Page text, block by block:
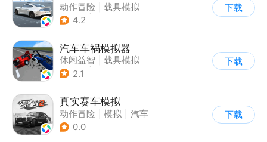
动作冒险
载具模拟
| 汽车
4.2
下载
汽车车祸模拟器
休闲益智
载具模拟
| 赛车
2.1
下载
真实赛车模拟
动作冒险 模拟
汽车
| 漂移
0.0
下载